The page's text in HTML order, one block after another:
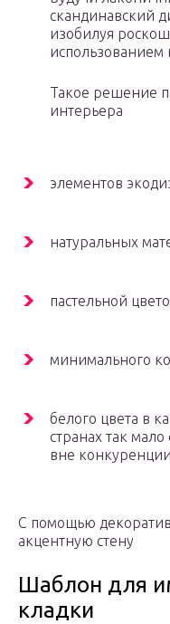
скандинавский
изобилуя
использованием
Такое решение
интерьера
элементов
натуральных
пастельной
минимального
белого цвета в
странах так
вне
С помощью
акцентную стену
Шаблон для
кладки